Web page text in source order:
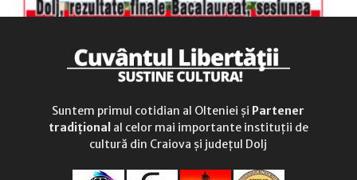
Suntem primul cotidian al Olteniei și Partener
tradițional al celor mai importante instituții de
cultură din Craiova și județul Dolj